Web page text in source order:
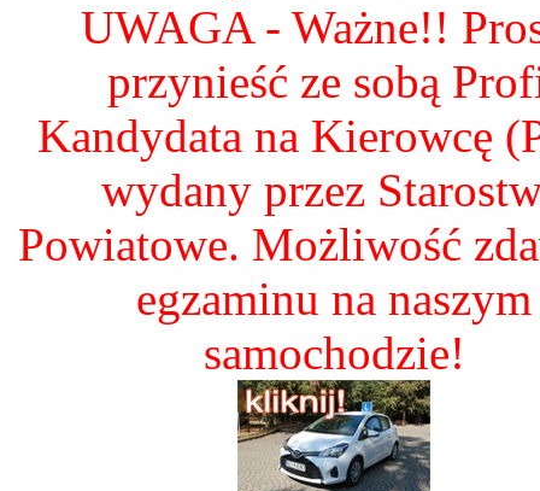
UWAGA - Ważne!!
przynieść ze sobą
Kandydata na Kierowcę
wydany przez
Powiatowe. Możliwość
egzaminu na naszym
samochodzie!